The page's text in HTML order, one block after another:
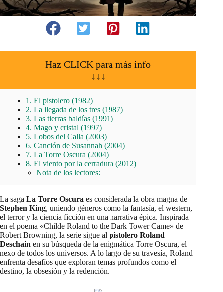
Haz CLICK para más info
↓↓↓
1. El pistolero (1982)
2. La llegada de los tres (1987)
3. Las tierras baldías (1991)
4. Mago y cristal (1997)
5. Lobos del Calla (2003)
6. Canción de Susannah (2004)
7. La Torre Oscura (2004)
8. El viento por la cerradura (2012)
Nota de los lectores:
La saga La Torre Oscura es considerada la obra magna de
Stephen King, uniendo géneros como la fantasía, el western,
el terror y la ciencia ficción en una narrativa épica. Inspirada
en el poema «Childe Roland to the Dark Tower Came» de
Robert Browning, la serie sigue al pistolero Roland
Deschain en su búsqueda de la enigmática Torre Oscura, el
nexo de todos los universos. A lo largo de su travesía, Roland
enfrenta desafíos que exploran temas profundos como el
destino, la obsesión y la redención.